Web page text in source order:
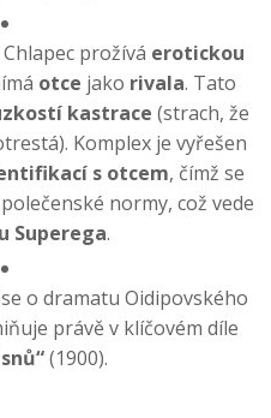
Chlapec prožívá erotickou
otce jako rivala. Tato
kastrace (strach, že
Komplex je vyřešen
s otcem, čímž se
normy, což vede
Superega.
o dramatu Oidipovského
právě v klíčovém díle
(1900).